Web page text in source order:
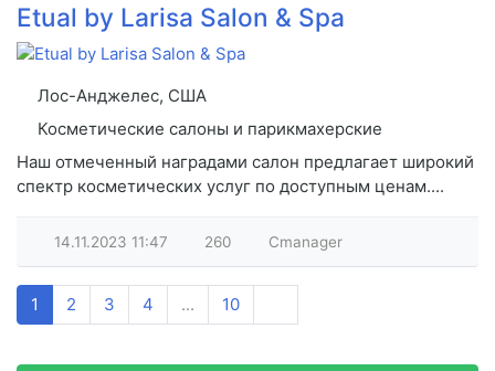
Etual by Larisa Salon & Spa
Лос-Анджелес, США
Косметические салоны и парикмахерские
Наш отмеченный наградами салон предлагает широкий
спектр косметических услуг по доступным ценам....
14.11.2023 11:47 260 Cmanager
1 2 3 4 ... 10